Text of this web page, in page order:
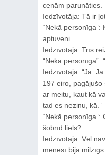
cenām parunāties.
Iedzīvotāja: Tā ir
“Nekā personīga”:
aptuveni.
Iedzīvotāja: Trīs
“Nekā personīga”:
Iedzīvotāja: “Jā.
197 eiro,
ar meitu, kaut kā
tad es nezinu, kā.”
“Nekā personīga”:
šobrīd liels?
Iedzīvotāja: Vēl
mēnesī bija